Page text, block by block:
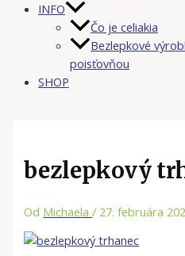
INFO
Čo je celiakia
Bezlepkové
poisťovňou
SHOP
bezlepkový
Od Michaela/ 27. februára